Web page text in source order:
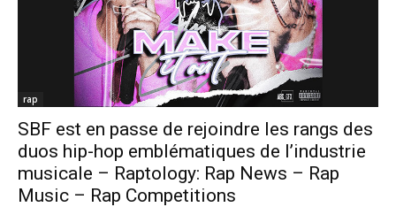
rap
SBF est en passe de rejoindre les rangs des
duos hip-hop emblématiques de l’industrie
musicale – Raptology: Rap News – Rap
Music – Rap Competitions